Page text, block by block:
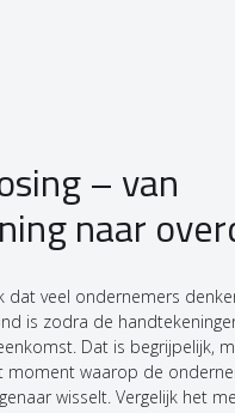
– van
naar
dat veel ondernemers
is zodra de
Dat is begrijpelijk,
moment waarop de
wisselt. Vergelijk het